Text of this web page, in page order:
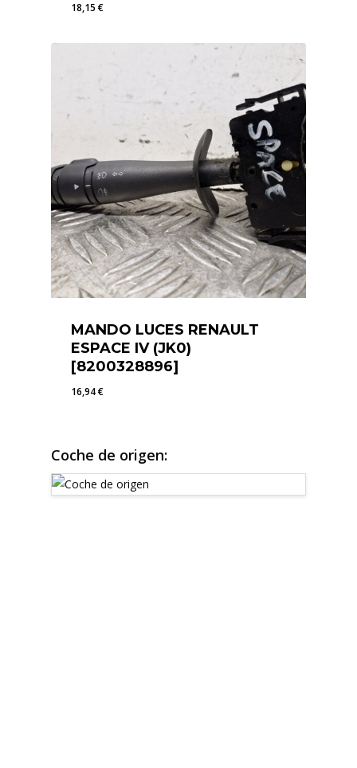
18,15€
MANDO LUCES RENAULT
ESPACE IV (JK0)
[8200328896]
16,94€
Coche de origen: